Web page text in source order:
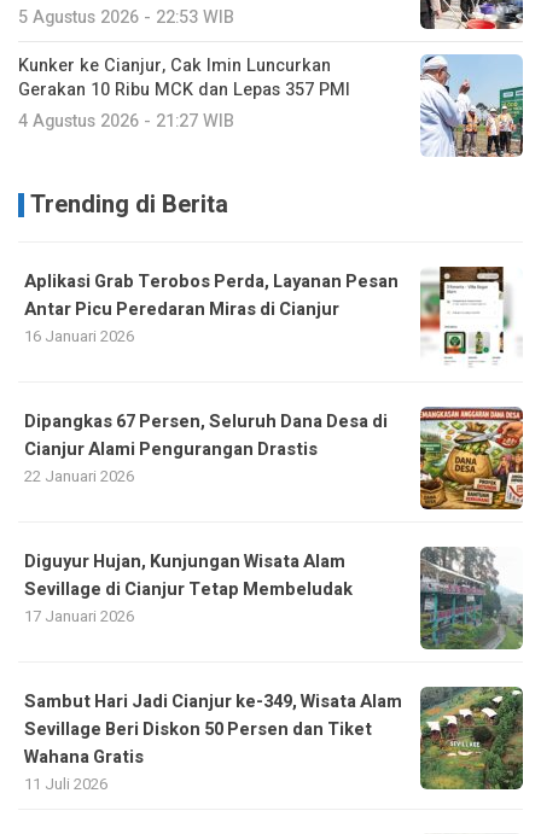
5 Agustus 2026 - 22:53 WIB
Kunker ke Cianjur, Cak Imin Luncurkan
Gerakan 10 Ribu MCK dan Lepas 357 PMI
4 Agustus 2026 - 21:27 WIB
Trending di Berita
Aplikasi Grab Terobos Perda, Layanan Pesan
Antar Picu Peredaran Miras di Cianjur
16 Januari 2026
Dipangkas 67 Persen, Seluruh Dana Desa di
Cianjur Alami Pengurangan Drastis
22 Januari 2026
Diguyur Hujan, Kunjungan Wisata Alam
Sevillage di Cianjur Tetap Membeludak
17 Januari 2026
Sambut Hari Jadi Cianjur ke-349, Wisata Alam
Sevillage Beri Diskon 50 Persen dan Tiket
Wahana Gratis
11 Juli 2026